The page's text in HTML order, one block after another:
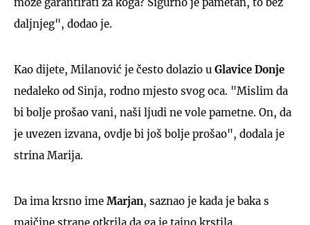
daljnjeg", dodao je.
Kao dijete, Milanović je često dolazio u Glavice Donje
nedaleko od Sinja, rodno mjesto svog oca. "Mislim da
bi bolje prošao vani, naši ljudi ne vole pametne. On, da
je uvezen izvana, ovdje bi još bolje prošao", dodala je
strina Marija.
Da ima krsno ime Marjan, saznao je kada je baka s
majčine strane otkrila da ga je tajno krstila.